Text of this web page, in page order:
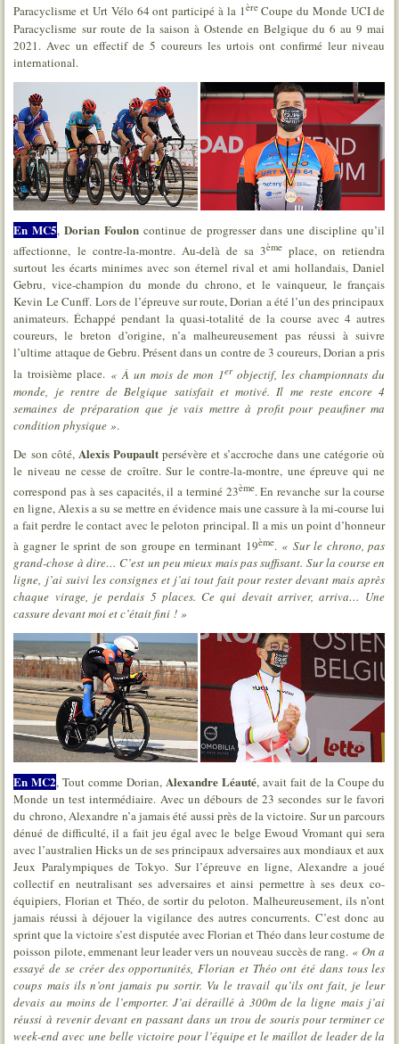
Paracyclisme et Urt Vélo 64 ont participé à la 1èreCoupe du Monde UCI de
Paracyclisme sur route de la saison à Ostende en Belgique du 6 au 9 mai
2021. Avec un effectif de 5 coureurs les urtois ont confirmé leur niveau
international.
En MC5,Dorian Foulon continue de progresser dans une discipline qu’il
affectionne, le contre-la-montre. Au-delà de sa 3ème place, on retiendra
surtout les écarts minimes avec son éternel rival et ami hollandais, Daniel
Gebru, vice-champion du monde du chrono, et le vainqueur, le français
Kevin Le Cunff. Lors de l’épreuve sur route, Dorian a été l’un des principaux
animateurs. Échappé pendant la quasi-totalité de la course avec 4 autres
coureurs, le breton d’origine, n’a malheureusement pas réussi à suivre
l’ultime attaque de Gebru. Présent dans un contre de 3 coureurs, Dorian a pris
la troisième place. « À un mois de mon 1erobjectif, les championnats du
monde, je rentre de Belgique satisfait et motivé. Il me reste encore 4
semaines de préparation que je vais mettre à profit pour peaufiner ma
condition physique ».
De son côté, Alexis Poupault persévère et s’accroche dans une catégorie où
le niveau ne cesse de croître. Sur le contre-la-montre, une épreuve qui ne
correspond pas à ses capacités, il a terminé 23ème. En revanche sur la course
en ligne, Alexis a su se mettre en évidence mais une cassure à la mi-course lui
a fait perdre le contact avec le peloton principal. Il a mis un point d’honneur
à gagner le sprint de son groupe en terminant 19ème. « Sur le chrono, pas
grand-chose à dire… C’est un peu mieux mais pas suffisant. Sur la course en
ligne, j’ai suivi les consignes et j’ai tout fait pour rester devant mais après
chaque virage, je perdais 5 places. Ce qui devait arriver, arriva… Une
cassure devant moi et c’était fini ! »
En MC2, Tout comme Dorian,Alexandre Léauté, avait fait de la Coupe du
Monde un test intermédiaire. Avec un débours de 23 secondes sur le favori
du chrono, Alexandre n’a jamais été aussi près de la victoire. Sur un parcours
dénué de difficulté, il a fait jeu égal avec le belge Ewoud Vromant qui sera
avec l’australien Hicks un de ses principaux adversaires aux mondiaux et aux
Jeux Paralympiques de Tokyo. Sur l’épreuve en ligne, Alexandre a joué
collectif en neutralisant ses adversaires et ainsi permettre à ses deux co-
équipiers, Florian et Théo, de sortir du peloton. Malheureusement, ils n’ont
jamais réussi à déjouer la vigilance des autres concurrents. C’est donc au
sprint que la victoire s’est disputée avec Florian et Théo dans leur costume de
poisson pilote, emmenant leur leader vers un nouveau succès de rang. « On a
essayé de se créer des opportunités, Florian et Théo ont été dans tous les
coups mais ils n’ont jamais pu sortir. Vu le travail qu’ils ont fait, je leur
devais au moins de l’emporter. J’ai déraillé à 300m de la lignemais j’ai
réussi à revenir devant en passant dans un trou de souris pour terminer ce
week-end avec une belle victoire pour l’équipe et le maillot de leader de la